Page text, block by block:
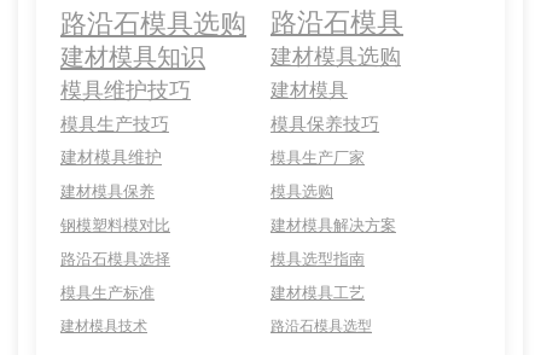
路沿石模具选购 路沿石模具
建材模具知识
建材模具选购
模具维护技巧
建材模具
模具生产技巧 模具保养技巧
建材模具维护
模具生产厂家
建材模具保养
模具选购
钢模塑料模对比
建材模具解决方案
路沿石模具选择
模具选型指南
模具生产标准
建材模具工艺
建材模具技术 路沿石模具选型